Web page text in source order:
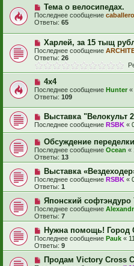
Тема о велосипедах.
Последнее сообщение caballero
Ответы: 65
Харлей, за 15 тыщ
Последнее сообщение
Ответы: 26
4х4
Последнее сообщение Hunter «
Ответы: 109
Выставка "Велокульт
Последнее сообщение RSBK «
Обсуждение
Последнее сообщение Ocean «
Ответы: 13
Выставка
Последнее сообщение RSBK «
Ответы: 1
Японский софтэндуро
Последнее сообщение
Ответы: 7
Нужна помощь! Город
Последнее сообщение Pauk «
Ответы: 9
Продам Victory Cross